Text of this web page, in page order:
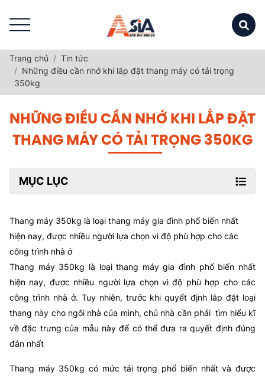
Trang chủ
Tin tức
Những điều cần nhớ khi lắp đặt thang máy có tải trọng
350kg
NHỮNG ĐIỀU CẦN NHỚ KHI LẮP ĐẶT
THANG MÁY CÓ TẢI TRỌNG 350KG
MỤC LỤC
Thang máy 350kg là loại thang máy gia đình phổ biến nhất
hiện nay, được nhiều người lựa chọn vì độ phù hợp cho các
công trình nhà ở
Thang máy 350kg là loại thang máy gia đình phổ biến nhất
hiện nay, được nhiều người lựa chọn vì độ phù hợp cho các
công trình nhà ở. Tuy nhiên, trước khi quyết định lắp đặt loại
thang này cho ngôi nhà của mình, chủ nhà cần phải tìm hiểu kĩ
về đặc trưng của mẫu này để có thể đưa ra quyết định đúng
đắn nhất
Thang máy 350kg có mức tải trọng phổ biến nhất và được